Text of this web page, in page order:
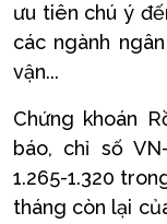
ưu tiên chú ý
các ngành
vận...
Chứng khoán
báo, chỉ số
1.265-1.320
tháng còn lại